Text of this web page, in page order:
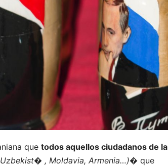
que todos aquellos ciudadanos de la
Uzbekist� , Moldavia, Armenia…)� que